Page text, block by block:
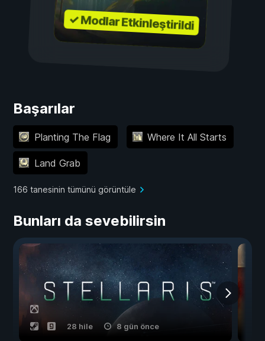
✓ Modlar Etkinleştirildi
Başarılar
Planting The Flag Where It All Starts
Land Grab
166 tanesinin tümünü görüntüle
Bunları da sevebilirsin
28 hile 8 gün önce